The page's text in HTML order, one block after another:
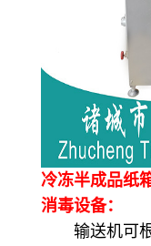
冷冻半成品纸
消毒设备：
输送机可根